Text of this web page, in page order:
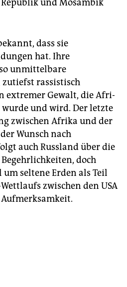
und Mosambik
dass sie
hat. Ihre
unmittelbare
rassistisch
extremer Gewalt, die Afri­
und wird. Der letzte
zwischen Afrika und der
Wunsch nach
auch Russland über die
doch
seltene Erden als Teil
zwischen den USA